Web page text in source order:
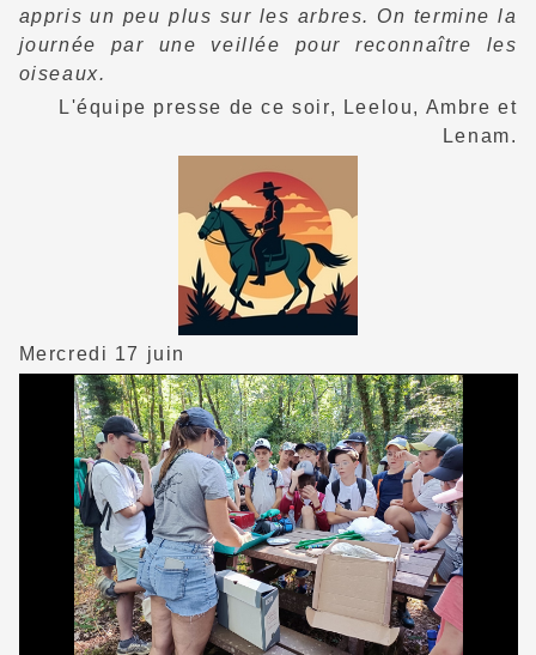
appris un peu plus sur les arbres. On termine la
journée par une veillée pour reconnaître les
oiseaux.
L'équipe presse de ce soir, Leelou, Ambre et
Lenam.
Mercredi 17 juin